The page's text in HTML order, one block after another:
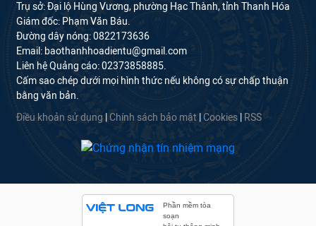
Trụ sở: Đại lộ Hùng Vương, phường Hạc Thành, tỉnh Thanh Hóa
Giám đốc: Phạm Văn Báu.
Đường dây nóng: 0822173636
Email: baothanhhoadientu@gmail.com
Liên hệ Quảng cáo: 02373858885.
Cấm sao chép dưới mọi hình thức nếu không có sự chấp thuận
bằng văn bản.
Điều khoản sử dụng Chính sách bảo mật Cookies RSS
Phần mềm tòa
soạn